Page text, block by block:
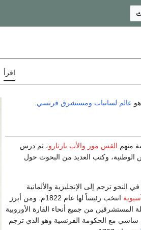
اقرأ
عالم لسانيات ومستشرق فرنسي
منهم القس مور والأب بارتارو، ثم درس
وكتب العديد من البحوث حول
كتاباً في النحو ترجم إلى الإنجليزية والألمانية
انتخب رئيساً لها عام 1822م. ومن أبرز
من جميع أنحاء القارة الأوروبية
ساسي مع الحكومة الفرنسية وهو الذي ترجم